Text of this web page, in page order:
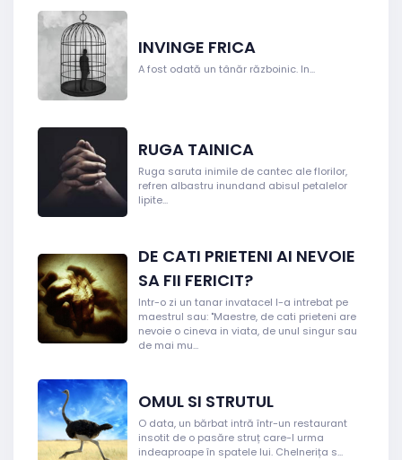
INVINGE FRICA
A fost odată un tânăr războinic. In...
RUGA TAINICA
Ruga saruta inimile de cantec ale florilor,
refren albastru inundand abisul petalelor
lipite...
DE CATI PRIETENI AI NEVOIE
SA FII FERICIT?
Intr-o zi un tanar invatacel l-a intrebat pe
maestrul sau: "Maestre, de cati prieteni are
nevoie o cineva in viata, de unul singur sau
de mai mu...
OMUL SI STRUTUL
O data, un bărbat intră într-un restaurant
insotit de o pasăre struț care-l urma
indeaproape în spatele lui. Chelnerița s...